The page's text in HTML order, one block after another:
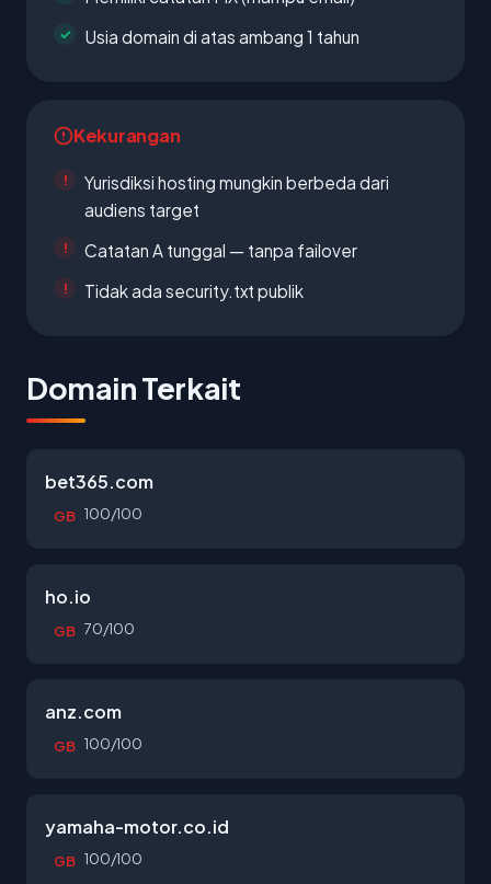
Usia domain di atas ambang 1 tahun
Kekurangan
Yurisdiksi hosting mungkin berbeda dari
audiens target
Catatan A tunggal — tanpa failover
Tidak ada security.txt publik
Domain Terkait
bet365.com
GB 100/100
ho.io
GB 70/100
anz.com
GB 100/100
yamaha-motor.co.id
GB 100/100